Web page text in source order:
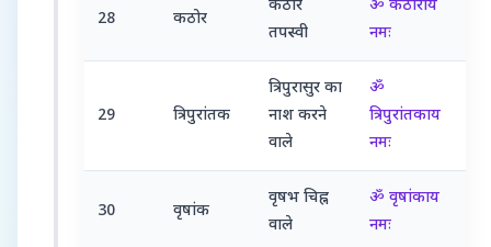
28 कठोर
कठोर
तपस्वी
ॐ कठोराय
नमः
29 त्रिपुरांतक
त्रिपुरासुर का
नाश करने
वाले
ॐ
त्रिपुरांतकाय
नमः
30 वृषांक
वृषभ चिह्न
वाले
ॐ वृषांकाय
नमः